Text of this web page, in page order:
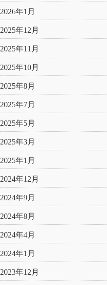
2026年1月
2025年12月
2025年11月
2025年10月
2025年8月
2025年7月
2025年5月
2025年3月
2025年1月
2024年12月
2024年9月
2024年8月
2024年4月
2024年1月
2023年12月